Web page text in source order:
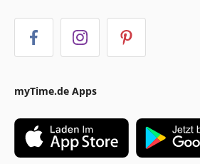
myTime.de Apps